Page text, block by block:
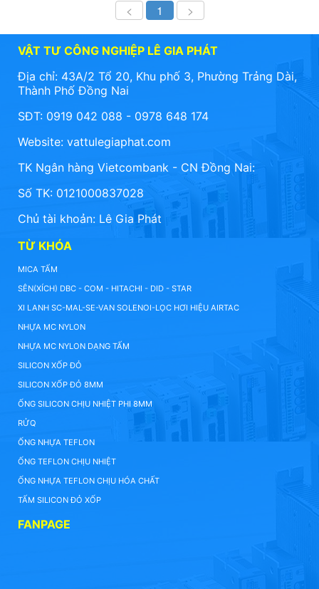
< 1 >
VẬT TƯ CÔNG NGHIỆP LÊ GIA PHÁT
Địa chỉ: 43A/2 Tổ 20, Khu phố 3, Phường Trảng Dài,
Thành Phố Đồng Nai
SĐT: 0919 042 088 - 0978 648 174
Website: vattulegiaphat.com
TK Ngân hàng Vietcombank - CN Đồng Nai:
Số TK: 0121000837028
Chủ tài khoản: Lê Gia Phát
TỪ KHÓA
MICA TẤM
SÊN(XÍCH) DBC - COM - HITACHI - DID - STAR
XI LANH SC-MAL-SE-VAN SOLENOI-LỌC HƠI HIỆU AIRTAC
NHỰA MC NYLON
NHỰA MC NYLON DẠNG TẤM
SILICON XỐP ĐỎ
SILICON XỐP ĐỎ 8MM
ỐNG SILICON CHỊU NHIỆT PHI 8MM
RỬQ
ỐNG NHỰA TEFLON
ỐNG TEFLON CHỊU NHIỆT
ỐNG NHỰA TEFLON CHỊU HÓA CHẤT
TẤM SILICON ĐỎ XỐP
FANPAGE